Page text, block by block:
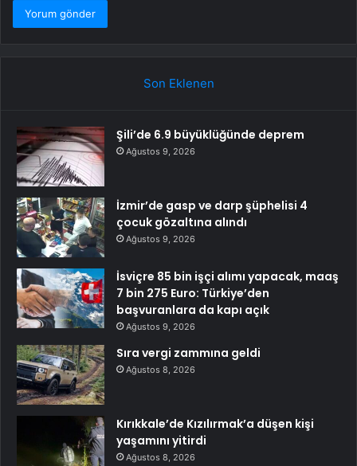
Son Eklenen
Şili’de 6.9 büyüklüğünde deprem
Ağustos 9, 2026
İzmir’de gasp ve darp şüphelisi 4
çocuk gözaltına alındı
Ağustos 9, 2026
İsviçre 85 bin işçi alımı yapacak, maaş
7 bin 275 Euro: Türkiye’den
başvuranlara da kapı açık
Ağustos 9, 2026
Sıra vergi zammına geldi
Ağustos 8, 2026
Kırıkkale’de Kızılırmak’a düşen kişi
yaşamını yitirdi
Ağustos 8, 2026